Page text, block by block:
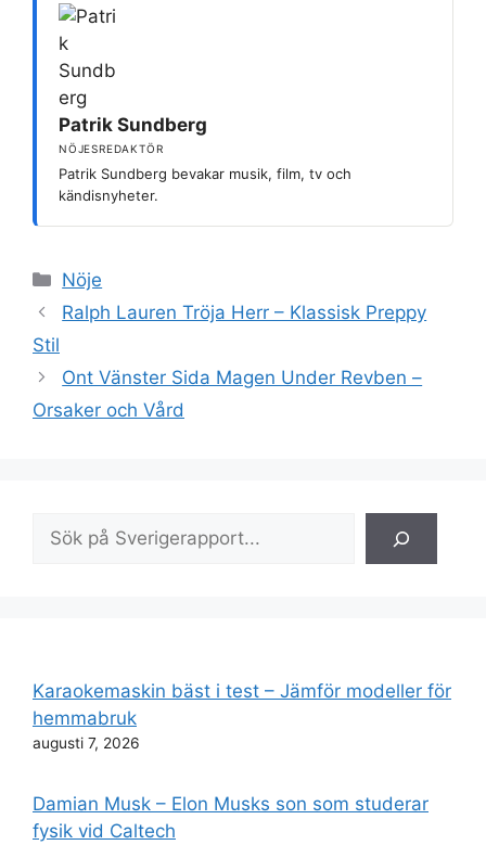
Patrik Sundberg
NÖJESREDAKTÖR
Patrik Sundberg bevakar musik, film, tv och
kändisnyheter.
Kategorier
Nöje
Ralph Lauren Tröja Herr – Klassisk Preppy
Stil
Ont Vänster Sida Magen Under Revben –
Orsaker och Vård
Sök
Karaokemaskin bäst i test – Jämför modeller för
hemmabruk
augusti 7, 2026
Damian Musk – Elon Musks son som studerar
fysik vid Caltech